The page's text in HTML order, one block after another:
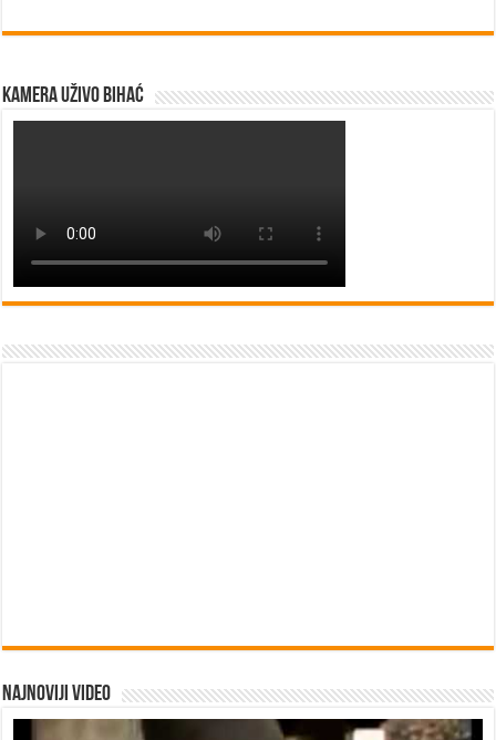
Kamera uživo Bihać
Najnoviji video